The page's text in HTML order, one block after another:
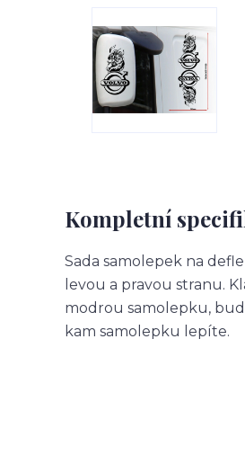
Kompletní
Sada samolepek na
levou a pravou stranu.
modrou samolepku,
kam samolepku lepíte.